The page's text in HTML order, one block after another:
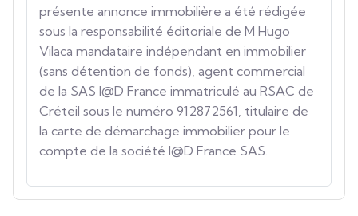
présente annonce immobilière a été rédigée
sous la responsabilité éditoriale de M Hugo
Vilaca mandataire indépendant en immobilier
(sans détention de fonds), agent commercial
de la SAS I@D France immatriculé au RSAC de
Créteil sous le numéro 912872561, titulaire de
la carte de démarchage immobilier pour le
compte de la société I@D France SAS.